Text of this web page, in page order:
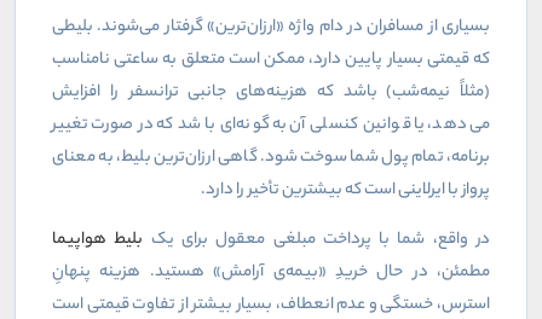
بسیاری از مسافران در دام واژه «ارزان‌ترین» گرفتار می‌شوند. بلیطی
که قیمتی بسیار پایین دارد، ممکن است متعلق به ساعتی نامناسب
(مثلاً نیمه‌شب) باشد که هزینه‌های جانبی ترانسفر را افزایش
می‌دهد، یا قوانین کنسلی آن به گونه‌ای باشد که در صورت تغییر
برنامه، تمام پول شما سوخت شود. گاهی ارزان‌ترین بلیط، به معنای
پرواز با ایرلاینی است که بیشترین تأخیر را دارد.
در واقع، شما با پرداخت مبلغی معقول برای یک بلیط هواپیما
مطمئن، در حال خریدِ «بیمه‌ی آرامش» هستید. هزینه پنهانِ
استرس، خستگی و عدم انعطاف، بسیار بیشتر از تفاوت قیمتی است